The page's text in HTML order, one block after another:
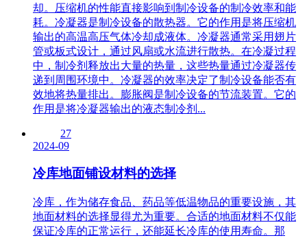
却。压缩机的性能直接影响到制冷设备的制冷效率和能
耗。冷凝器是制冷设备的散热器。它的作用是将压缩机
输出的高温高压气体冷却成液体。冷凝器通常采用翅片
管或板式设计，通过风扇或水流进行散热。在冷凝过程
中，制冷剂释放出大量的热量，这些热量通过冷凝器传
递到周围环境中。冷凝器的效率决定了制冷设备能否有
效地将热量排出。膨胀阀是制冷设备的节流装置。它的
作用是将冷凝器输出的液态制冷剂...
27
2024-09
冷库地面铺设材料的选择
冷库，作为储存食品、药品等低温物品的重要设施，其
地面材料的选择显得尤为重要。合适的地面材料不仅能
保证冷库的正常运行，还能延长冷库的使用寿命。那